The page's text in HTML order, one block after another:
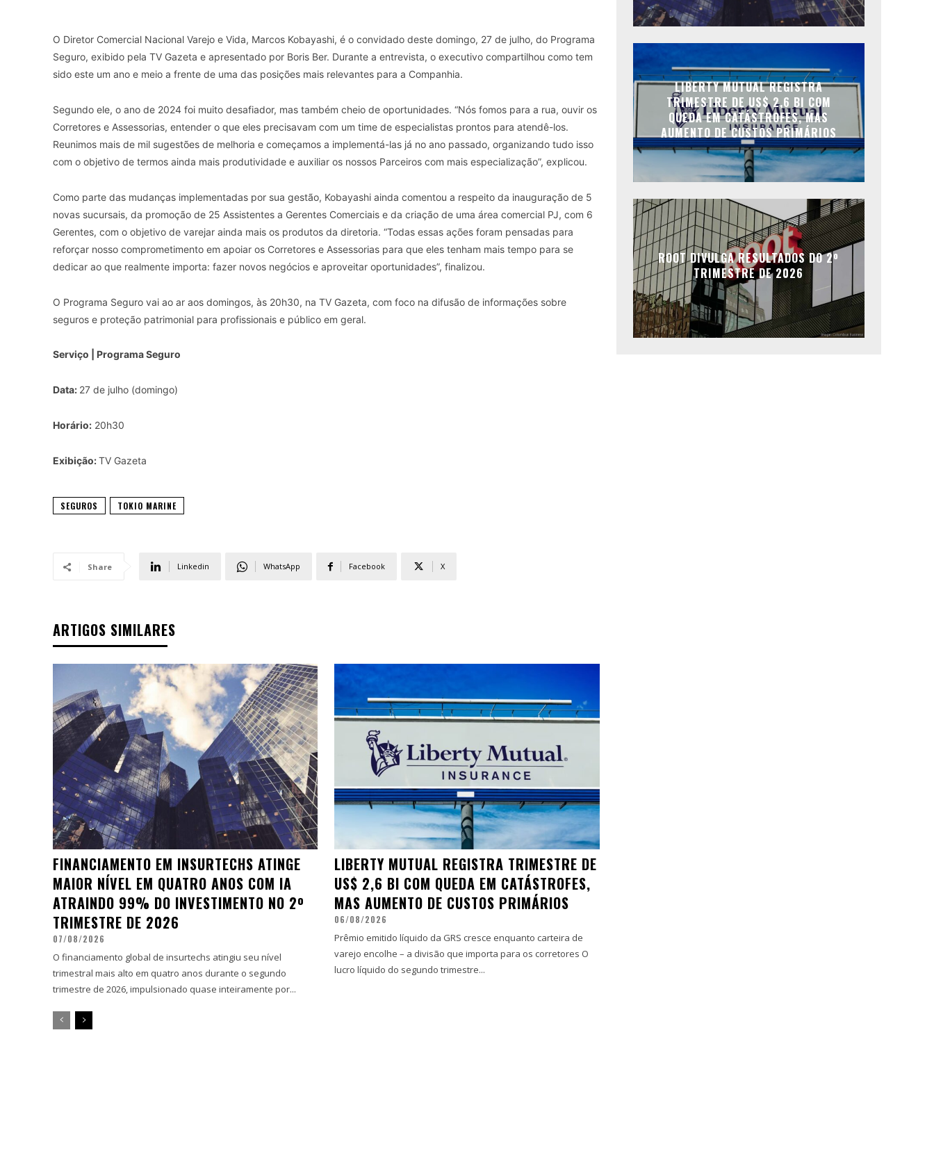
O Diretor Comercial Nacional Varejo e Vida, Marcos Kobayashi, é o convidado deste domingo, 27 de julho, do Programa
Seguro, exibido pela TV Gazeta e apresentado por Boris Ber. Durante a entrevista, o executivo compartilhou como tem
sido este um ano e meio a frente de uma das posições mais relevantes para a Companhia.
Segundo ele, o ano de 2024 foi muito desafiador, mas também cheio de oportunidades. “Nós fomos para a rua, ouvir os
Corretores e Assessorias, entender o que eles precisavam com um time de especialistas prontos para atendê-los.
Reunimos mais de mil sugestões de melhoria e começamos a implementá-las já no ano passado, organizando tudo isso
com o objetivo de termos ainda mais produtividade e auxiliar os nossos Parceiros com mais especialização”, explicou.
Como parte das mudanças implementadas por sua gestão, Kobayashi ainda comentou a respeito da inauguração de 5
novas sucursais, da promoção de 25 Assistentes a Gerentes Comerciais e da criação de uma área comercial PJ, com 6
Gerentes, com o objetivo de varejar ainda mais os produtos da diretoria. “Todas essas ações foram pensadas para
reforçar nosso comprometimento em apoiar os Corretores e Assessorias para que eles tenham mais tempo para se
dedicar ao que realmente importa: fazer novos negócios e aproveitar oportunidades”, finalizou.
O Programa Seguro vai ao ar aos domingos, às 20h30, na TV Gazeta, com foco na difusão de informações sobre
seguros e proteção patrimonial para profissionais e público em geral.
Serviço | Programa Seguro
Data: 27 de julho (domingo)
Horário: 20h30
Exibição:TV Gazeta
SEGUROS TOKIO MARINE
Share Linkedin WhatsApp Facebook X
ARTIGOS SIMILARES
FINANCIAMENTO EM INSURTECHS ATINGE
MAIOR NÍVEL EM QUATRO ANOS COM IA
ATRAINDO 99% DO INVESTIMENTO NO 2º
TRIMESTRE DE 2026
07/08/2026
O financiamento global de insurtechs atingiu seu nível
trimestral mais alto em quatro anos durante o segundo
trimestre de 2026, impulsionado quase inteiramente por...
LIBERTY MUTUAL REGISTRA TRIMESTRE DE
US$ 2,6 BI COM QUEDA EM CATÁSTROFES,
MAS AUMENTO DE CUSTOS PRIMÁRIOS
06/08/2026
Prêmio emitido líquido da GRS cresce enquanto carteira de
varejo encolhe – a divisão que importa para os corretores O
lucro líquido do segundo trimestre...
LIBERTY MUTUAL REGISTRA
TRIMESTRE DE US$ 2,6 BI COM
QUEDA EM CATÁSTROFES, MAS
AUMENTO DE CUSTOS PRIMÁRIOS
ROOT DIVULGA RESULTADOS DO 2º
TRIMESTRE DE 2026